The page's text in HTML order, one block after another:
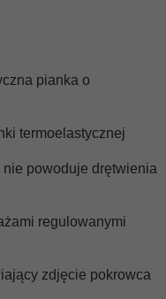
pianka o
termoelastycznej
nie powoduje drętwienia
regulowanymi
zdjęcie pokrowca